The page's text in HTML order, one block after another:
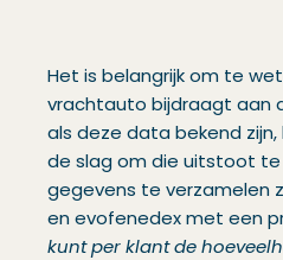
Het is belangrijk om te
vrachtauto bijdraagt aan
als deze data bekend
de slag om die uitstoot te
gegevens te verzamelen
en evofenedex met een
kunt per klant de